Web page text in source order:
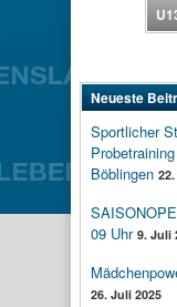
Neueste
Sportlicher
Böblingen
09 Uhr 9. Juli
26. Juli 2025